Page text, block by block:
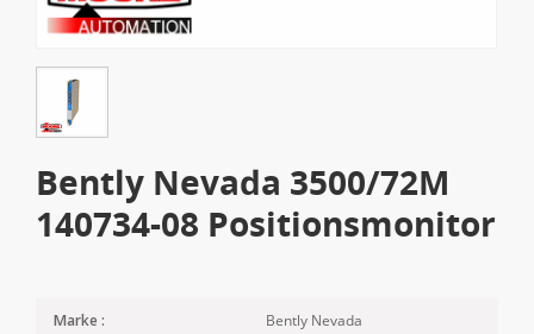
Bently Nevada 3500/72M
140734-08 Positionsmonitor
Marke : Bently Nevada